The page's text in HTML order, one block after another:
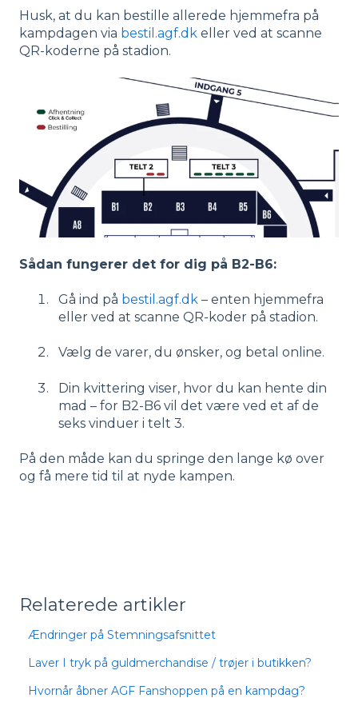
Husk, at du kan bestille allerede hjemmefra på
kampdagen via bestil.agf.dk eller ved at scanne
QR-koderne på stadion.
Sådan fungerer det for dig på B2-B6:
Gå ind på bestil.agf.dk – enten hjemmefra
eller ved at scanne QR-koder på stadion.
Vælg de varer, du ønsker, og betal online.
Din kvittering viser, hvor du kan hente din
mad – for B2-B6 vil det være ved et af de
seks vinduer i telt 3.
På den måde kan du springe den lange kø over
og få mere tid til at nyde kampen.
Relaterede artikler
Ændringer på Stemningsafsnittet
Laver I tryk på guldmerchandise / trøjer i butikken?
Hvornår åbner AGF Fanshoppen på en kampdag?